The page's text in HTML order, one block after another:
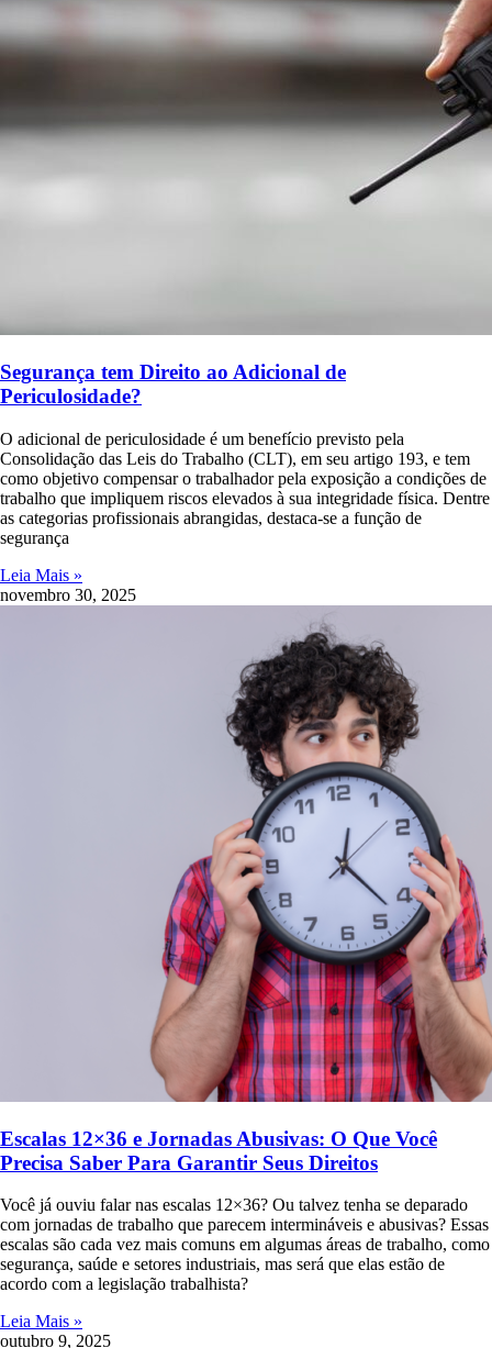
Segurança tem Direito ao Adicional de
Periculosidade?
O adicional de periculosidade é um benefício previsto pela
Consolidação das Leis do Trabalho (CLT), em seu artigo 193, e tem
como objetivo compensar o trabalhador pela exposição a condições de
trabalho que impliquem riscos elevados à sua integridade física. Dentre
as categorias profissionais abrangidas, destaca-se a função de
segurança
Leia Mais »
novembro 30, 2025
Escalas 12×36 e Jornadas Abusivas: O Que Você
Precisa Saber Para Garantir Seus Direitos
Você já ouviu falar nas escalas 12×36? Ou talvez tenha se deparado
com jornadas de trabalho que parecem intermináveis e abusivas? Essas
escalas são cada vez mais comuns em algumas áreas de trabalho, como
segurança, saúde e setores industriais, mas será que elas estão de
acordo com a legislação trabalhista?
Leia Mais »
outubro 9, 2025